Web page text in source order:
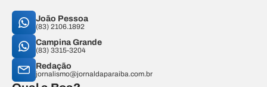
João Pessoa
(83) 2106.1892
Campina Grande
(83) 3315-3204
Redação
jornalismo@jornaldaparaiba.com.br